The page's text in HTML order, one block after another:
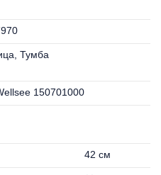
Тумба
150701000
42 см